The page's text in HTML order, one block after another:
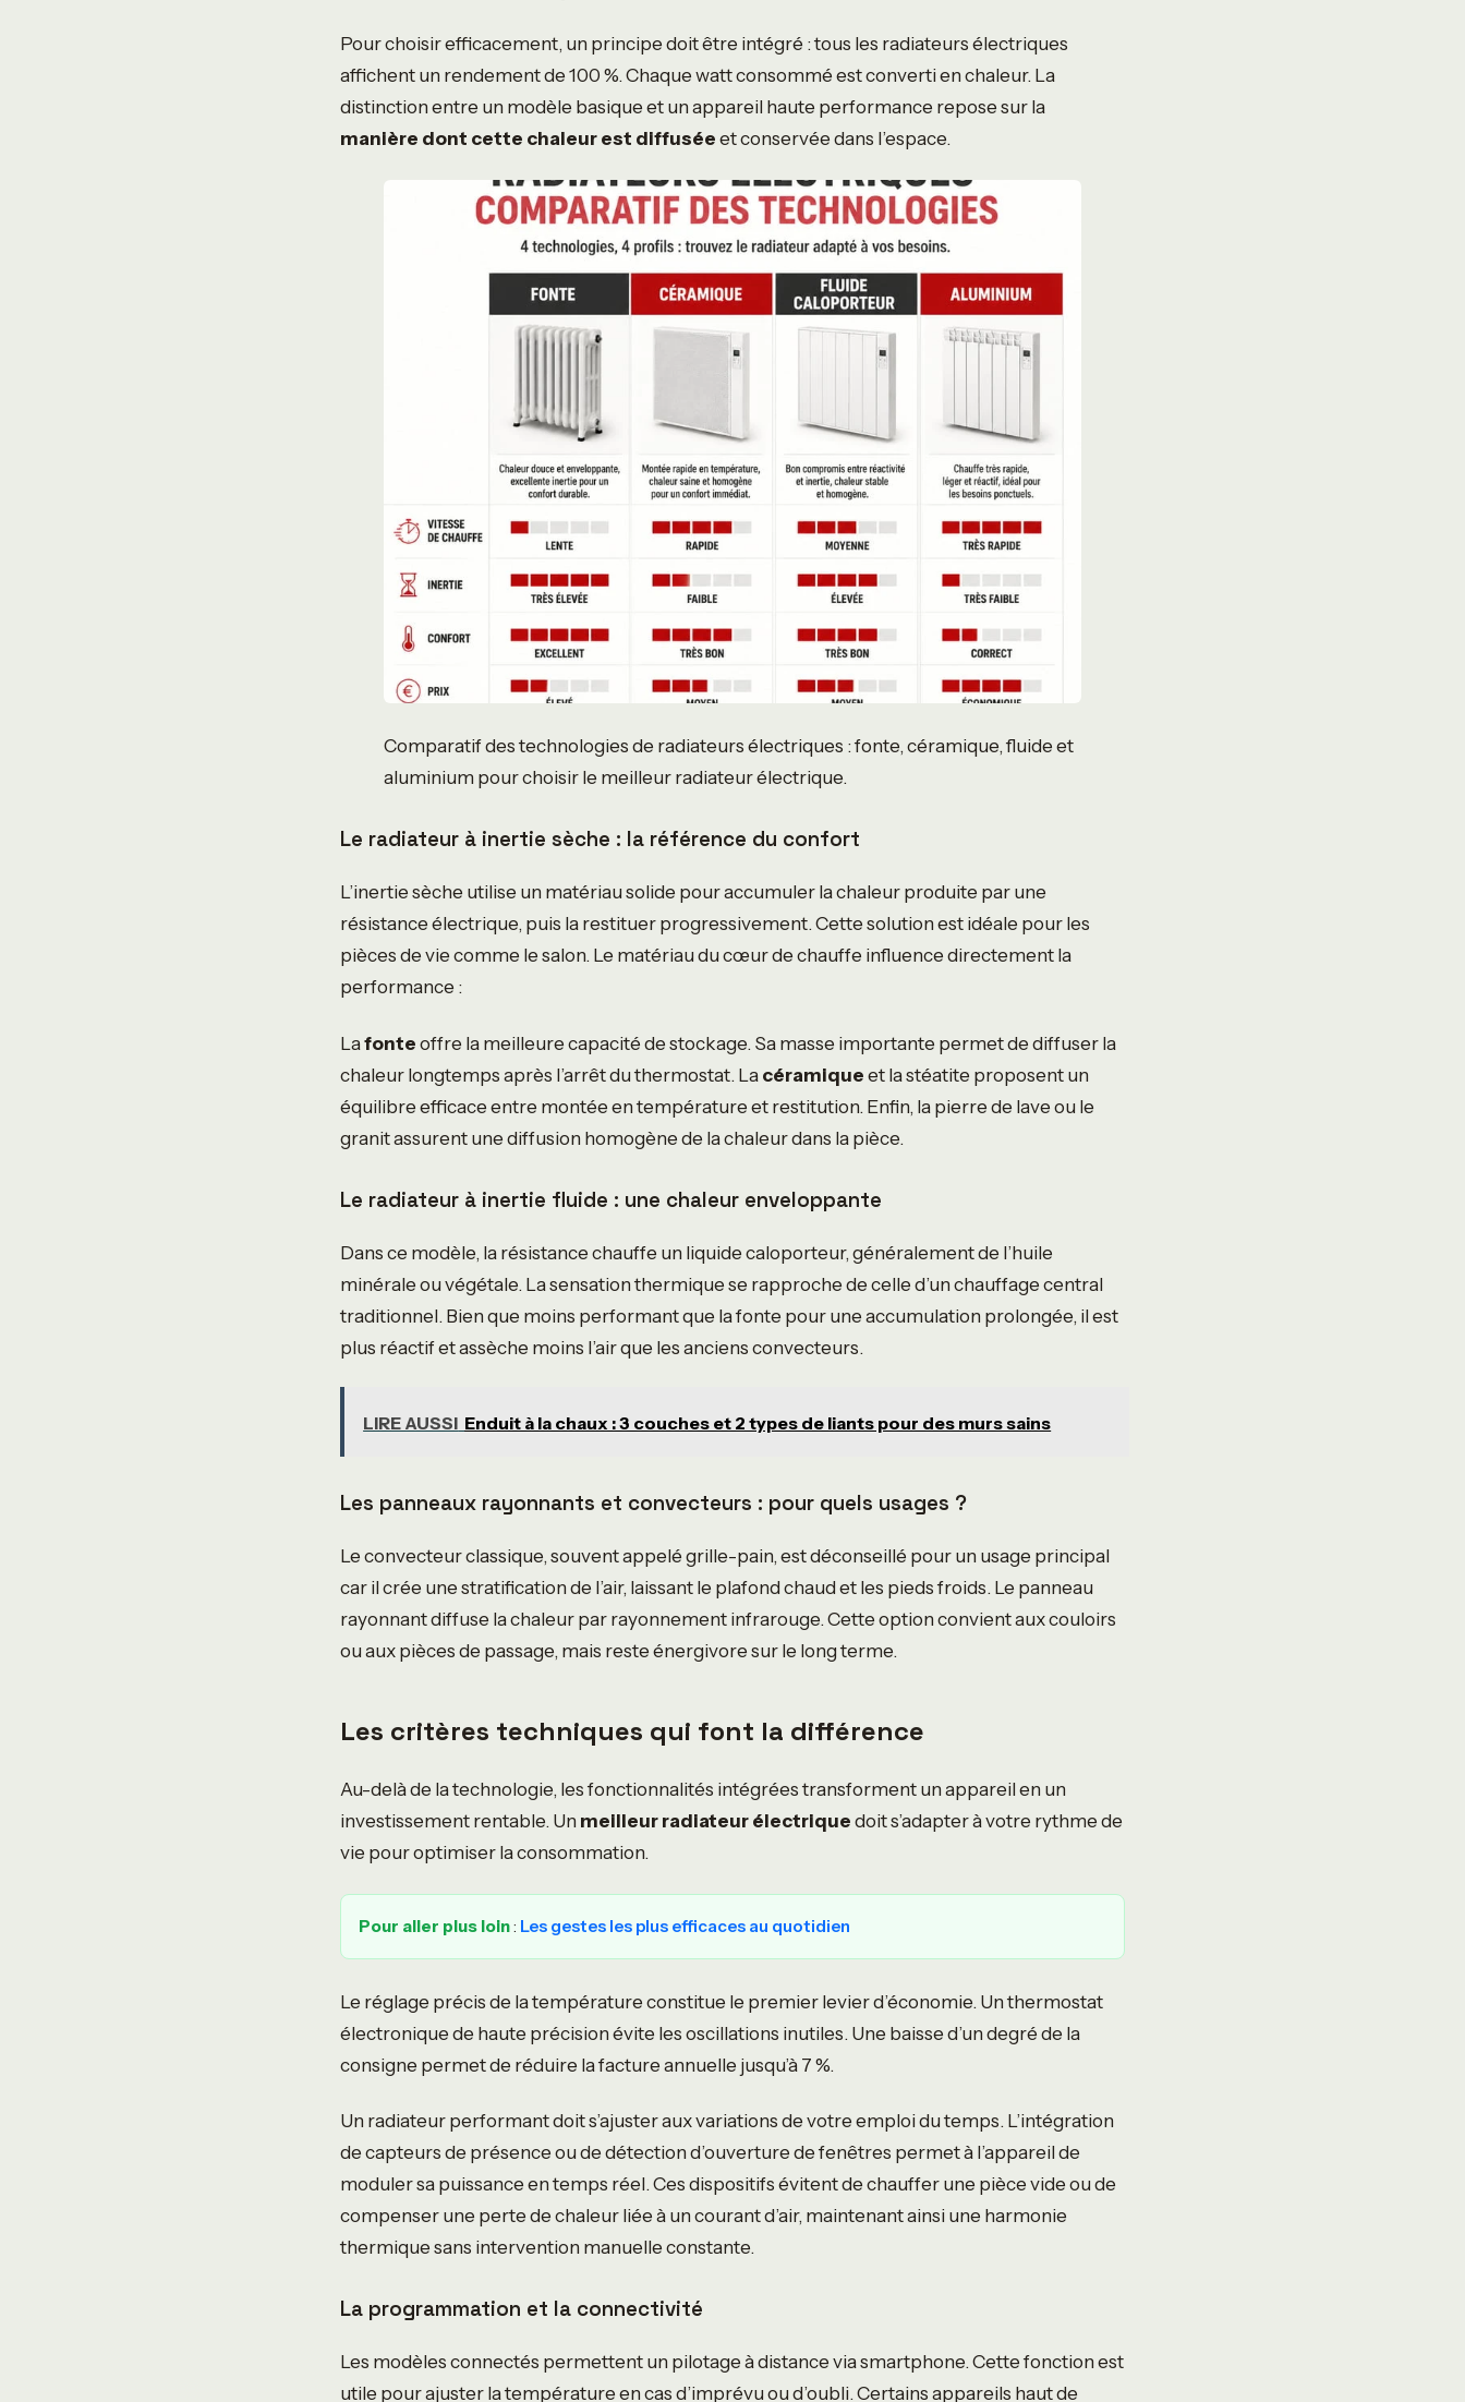
Pour choisir efficacement, un principe doit être intégré : tous les radiateurs électriques
affichent un rendement de 100 %. Chaque watt consommé est converti en chaleur. La
distinction entre un modèle basique et un appareil haute performance repose sur la
manière dont cette chaleur est diffuséeet conservée dans l’espace.
Comparatif des technologies de radiateurs électriques : fonte, céramique, fluide et
aluminium pour choisir le meilleur radiateur électrique.
Le radiateur à inertie sèche : la référence du confort
L’inertie sèche utilise un matériau solide pour accumuler la chaleur produite par une
résistance électrique, puis la restituer progressivement. Cette solution est idéale pour les
pièces de vie comme le salon. Le matériau du cœur de chauffe influence directement la
performance :
Lafonteoffre la meilleure capacité de stockage. Sa masse importante permet de diffuser la
chaleur longtemps après l’arrêt du thermostat. Lacéramiqueet la stéatite proposent un
équilibre efficace entre montée en température et restitution. Enfin, la pierre de lave ou le
granit assurent une diffusion homogène de la chaleur dans la pièce.
Le radiateur à inertie fluide : une chaleur enveloppante
Dans ce modèle, la résistance chauffe un liquide caloporteur, généralement de l’huile
minérale ou végétale. La sensation thermique se rapproche de celle d’un chauffage central
traditionnel. Bien que moins performant que la fonte pour une accumulation prolongée, il est
plus réactif et assèche moins l’air que les anciens convecteurs.
LIRE AUSSI Enduit à la chaux : 3 couches et 2 types de liants pour des murs sains
Les panneaux rayonnants et convecteurs : pour quels usages ?
Le convecteur classique, souvent appelé grille-pain, est déconseillé pour un usage principal
car il crée une stratification de l’air, laissant le plafond chaud et les pieds froids. Le panneau
rayonnant diffuse la chaleur par rayonnement infrarouge. Cette option convient aux couloirs
ou aux pièces de passage, mais reste énergivore sur le long terme.
Les critères techniques qui font la différence
Au-delà de la technologie, les fonctionnalités intégrées transforment un appareil en un
investissement rentable. Unmeilleur radiateur électriquedoit s’adapter à votre rythme de
vie pour optimiser la consommation.
Pour aller plus loin: Les gestes les plus efficaces au quotidien
Le réglage précis de la température constitue le premier levier d’économie. Un thermostat
électronique de haute précision évite les oscillations inutiles. Une baisse d’un degré de la
consigne permet de réduire la facture annuelle jusqu’à 7 %.
Un radiateur performant doit s’ajuster aux variations de votre emploi du temps. L’intégration
de capteurs de présence ou de détection d’ouverture de fenêtres permet à l’appareil de
moduler sa puissance en temps réel. Ces dispositifs évitent de chauffer une pièce vide ou de
compenser une perte de chaleur liée à un courant d’air, maintenant ainsi une harmonie
thermique sans intervention manuelle constante.
La programmation et la connectivité
Les modèles connectés permettent un pilotage à distance via smartphone. Cette fonction est
utile pour ajuster la température en cas d’imprévu ou d’oubli. Certains appareils haut de